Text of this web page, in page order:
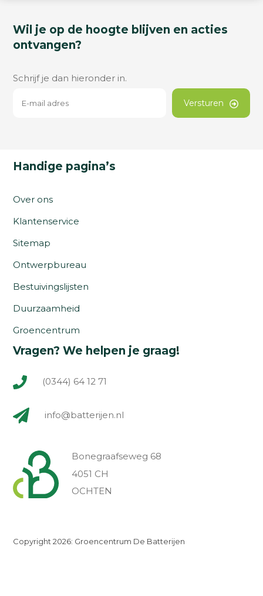
Wil je op de hoogte blijven en acties
ontvangen?
Schrijf je dan hieronder in.
Versturen
Handige pagina’s
Over ons
Klantenservice
Sitemap
Ontwerpbureau
Bestuivingslijsten
Duurzaamheid
Groencentrum
Vragen? We helpen je graag!
(0344) 64 12 71
info@batterijen.nl
Bonegraafseweg 68
4051 CH
OCHTEN
Copyright 2026: Groencentrum De Batterijen